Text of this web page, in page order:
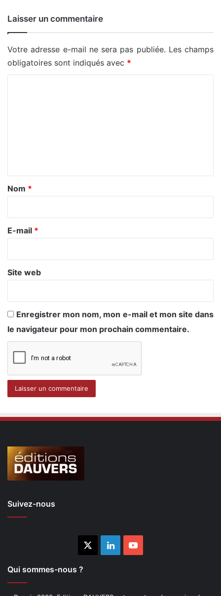
Laisser un commentaire
Votre adresse e-mail ne sera pas publiée. Les champs
obligatoires sont indiqués avec *
a
r
e
Nom *
E-mail *
Site web
Enregistrer mon nom, mon e-mail et mon site dans
le navigateur pour mon prochain commentaire.
Suivez-nous
LinkedinYouTube
Qui sommes-nous ?